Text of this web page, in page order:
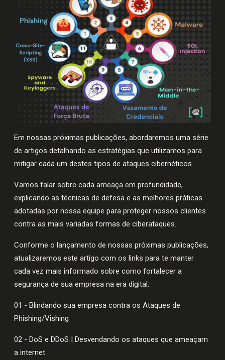
Em nossas próximas publicações, abordaremos uma série
de artigos detalhando as estratégias que utilizamos para
mitigar cada um destes tipos de ataques cibernéticos.
Vamos falar sobre cada ameaça em profundidade,
explicando as técnicas de defesa e as melhores práticas
adotadas por nossa equipe para proteger nossos clientes
contra as mais variadas formas de ciberataques.
Conforme o lançamento de nossas próximas publicações,
atualizaremos este artigo com os links para te manter
cada vez mais informado sobre como fortalecer a
segurança de sua empresa na era digital.
01 - Blindando sua empresa contra os Ataques de
Phishing/Vishing
02 - DoS e DDoS | Desvendando os ataques que ameaçam
a internet